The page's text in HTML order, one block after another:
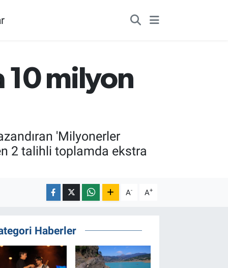
10 milyon
'Milyonerler
2 talihli toplamda ekstra
A- A+
Haberler